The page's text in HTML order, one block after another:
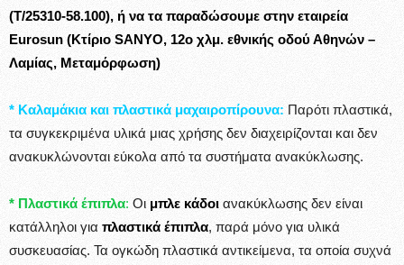
(Τ/25310-58.100), ή να τα παραδώσουμε στην εταιρεία
Eurosun (Kτίριο SANYO, 12ο χλμ. εθνικής οδού Αθηνών –
Λαμίας, Μεταμόρφωση)
* Καλαμάκια και πλαστικά μαχαιροπίρουνα: Παρότι πλαστικά,
τα συγκεκριμένα υλικά μιας χρήσης δεν διαχειρίζονται και δεν
ανακυκλώνονται εύκολα από τα συστήματα ανακύκλωσης.
* Πλαστικά έπιπλα: Οι μπλε κάδοι ανακύκλωσης δεν είναι
κατάλληλοι για πλαστικά έπιπλα, παρά μόνο για υλικά
συσκευασίας. Τα ογκώδη πλαστικά αντικείμενα, τα οποία συχνά